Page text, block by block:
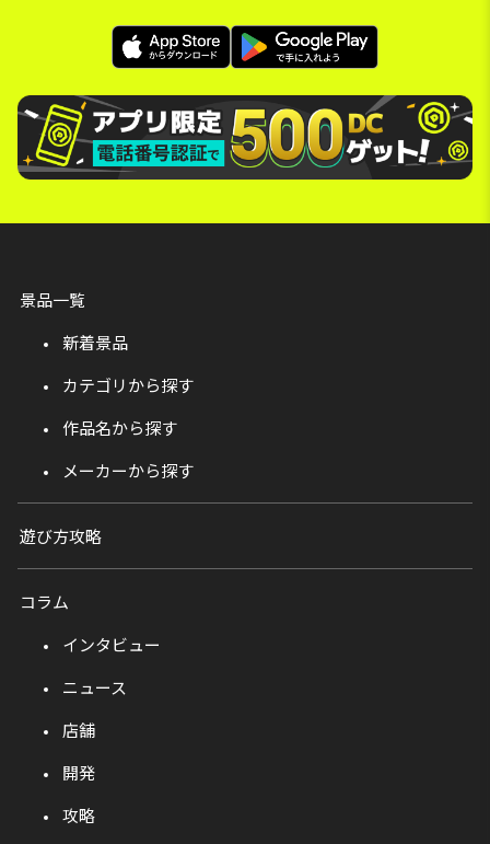
景品一覧
新着景品
カテゴリから探す
作品名から探す
メーカーから探す
遊び方攻略
コラム
インタビュー
ニュース
店舗
開発
攻略